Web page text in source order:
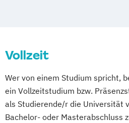
Konservierung und
Markt- und
Medieninformatik
Medienrecht und
Vollzeit
Wer von einem Studium spricht,
ein Vollzeitstudium bzw.
als Studierende/r die Universität
Bachelor- oder Masterabschluss